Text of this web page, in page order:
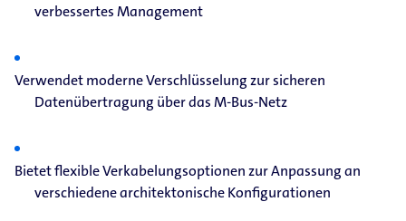
verbessertes Management
Verwendet moderne Verschlüsselung zur sicheren
Datenübertragung über das M-Bus-Netz
Bietet flexible Verkabelungsoptionen zur Anpassung an
verschiedene architektonische Konfigurationen